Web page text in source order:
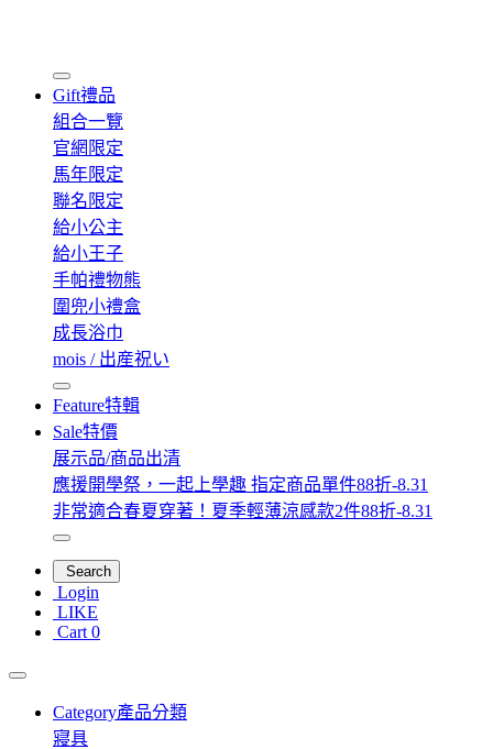
Gift禮品
組合一覽
官網限定
馬年限定
聯名限定
給小公主
給小王子
手帕禮物熊
圍兜小禮盒
成長浴巾
mois / 出産祝い
Feature特輯
Sale特價
展示品/商品出清
應援開學祭，一起上學趣 指定商品單件88折-8.31
非常適合春夏穿著！夏季輕薄涼感款2件88折-8.31
Search
Login
LIKE
Cart 0
Category產品分類
寢具